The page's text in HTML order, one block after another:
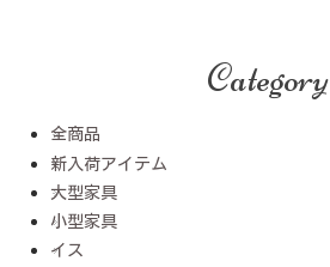
Category
全商品
新入荷アイテム
大型家具
小型家具
イス